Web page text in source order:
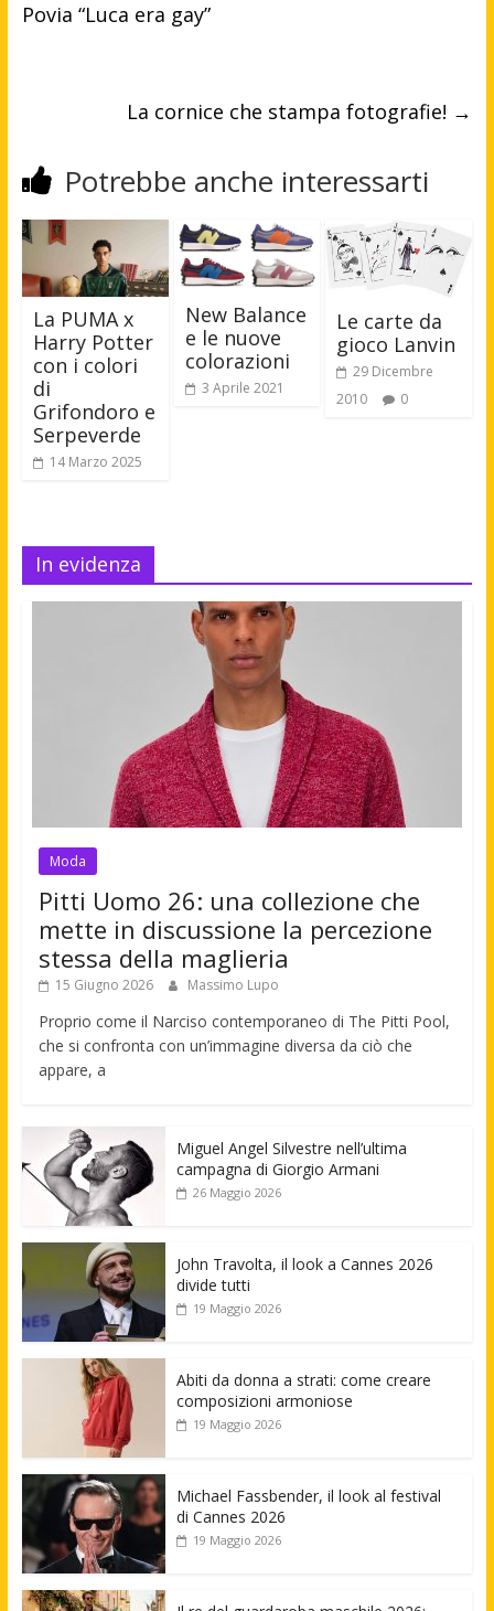
Povia “Luca era gay”
La cornice che stampa fotografie! →
Potrebbe anche interessarti
La PUMA x
Harry Potter
con i colori
di
Grifondoro e
Serpeverde
14 Marzo 2025
New Balance
e le nuove
colorazioni
3 Aprile 2021
Le carte da
gioco Lanvin
29 Dicembre
2010
0
In evidenza
Moda
Pitti Uomo 26: una collezione che
mette in discussione la percezione
stessa della maglieria
15 Giugno 2026 Massimo Lupo
Proprio come il Narciso contemporaneo di The Pitti Pool,
che si confronta con un’immagine diversa da ciò che
appare, a
Miguel Angel Silvestre nell’ultima
campagna di Giorgio Armani
26 Maggio 2026
John Travolta, il look a Cannes 2026
divide tutti
19 Maggio 2026
Abiti da donna a strati: come creare
composizioni armoniose
19 Maggio 2026
Michael Fassbender, il look al festival
di Cannes 2026
19 Maggio 2026